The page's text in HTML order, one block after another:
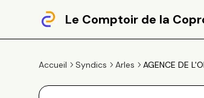
Le Comptoir de la
Accueil Syndics Arles AGENCE DE